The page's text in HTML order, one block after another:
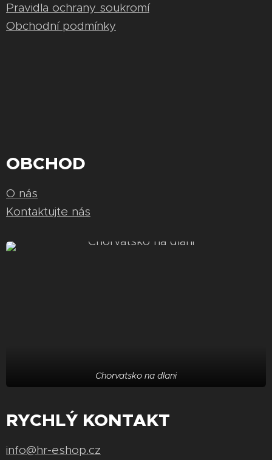
Pravidla ochrany soukromí
Obchodní podmínky
OBCHOD
O nás
Kontaktujte nás
Chorvatsko na dlani
RYCHLÝ KONTAKT
info@hr-eshop.cz